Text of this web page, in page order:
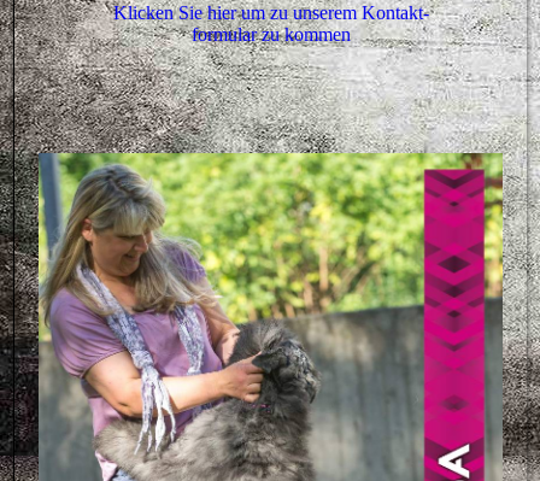
Klicken Sie hier um zu unserem Kon­takt­
for­mu­lar zu kommen